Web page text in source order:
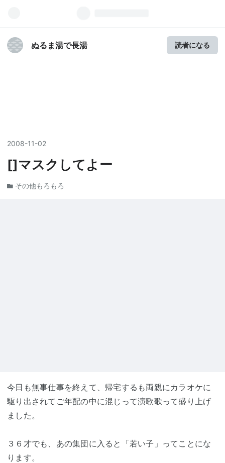
ぬるま湯で長湯 読者になる
2008-11-02
[]マスクしてよー
その他もろもろ
今日も無事仕事を終えて、帰宅するも両親にカラオケに
駆り出されてご年配の中に混じって演歌歌って盛り上げ
ました。
３６才でも、あの集団に入ると「若い子」ってことにな
ります。